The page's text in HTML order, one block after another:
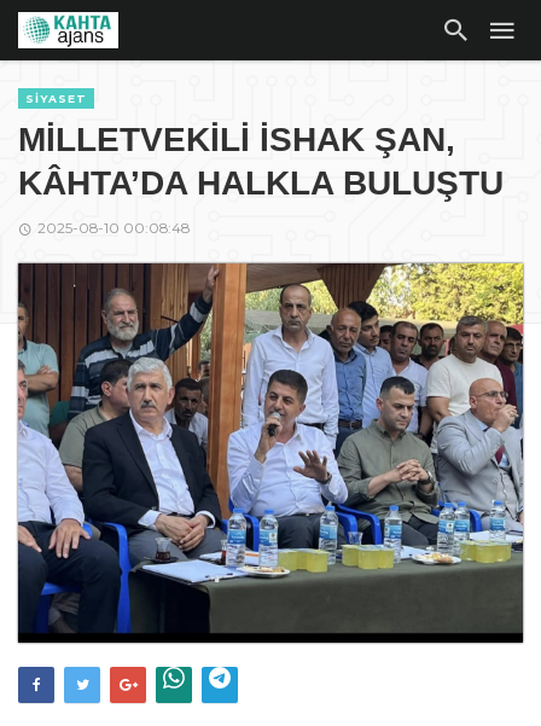
SIYASET
MİLLETVEKİLİ İSHAK ŞAN,
KÂHTA’DA HALKLA BULUŞTU
2025-08-10 00:08:48